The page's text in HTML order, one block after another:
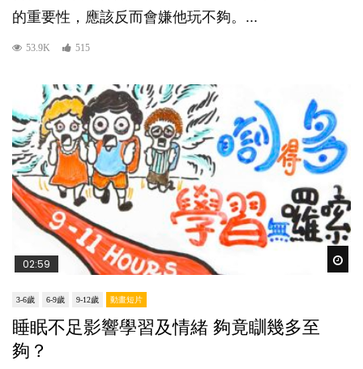
的重要性，應該反而會嫌他玩不夠。...
53.9K 515
02:59
3-6歲 6-9歲 9-12歲 動畫短片
睡眠不足影響學習及情緒 夠竟瞓幾多至
夠？